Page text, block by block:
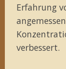
Erfahrung
verbessert.